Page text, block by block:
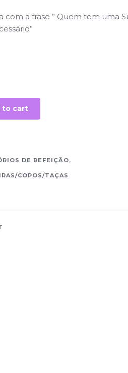
com a frase ” Quem tem uma
to cart
DE REFEIÇÃO,
COPOS/TAÇAS